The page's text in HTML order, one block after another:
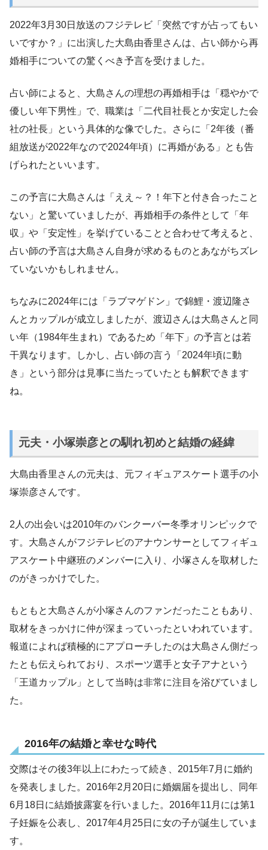
2022年3月30日放送のフジテレビ「突然ですが占ってもい
いですか？」に出演した大島由香里さんは、占い師から再
婚相手についての驚くべき予言を受けました。
占い師によると、大島さんの理想の再婚相手は「穏やかで
優しい年下男性」で、職業は「二代目社長とか安定した会
社の社長」という具体的な像でした。さらに「2年後（番
組放送が2022年なので2024年頃）に再婚がある」とも告
げられたといいます。
この予言に大島さんは「ええ～？！年下と付き合ったこと
ない」と驚いていましたが、再婚相手の条件として「年
収」や「安定性」を挙げていることと合わせて考えると、
占い師の予言は大島さん自身が求めるものとあながちズレ
ていないかもしれません。
ちなみに2024年には「ラブマゲドン」で錦鯉・渡辺隆さ
んとカップルが成立しましたが、渡辺さんは大島さんと同
い年（1984年生まれ）であるため「年下」の予言とは若
干異なります。しかし、占い師の言う「2024年頃に動
き」という部分は見事に当たっていたとも解釈できます
ね。
元夫・小塚崇彦との馴れ初めと結婚の経緯
大島由香里さんの元夫は、元フィギュアスケート選手の小
塚崇彦さんです。
2人の出会いは2010年のバンクーバー冬季オリンピックで
す。大島さんがフジテレビのアナウンサーとしてフィギュ
アスケート中継班のメンバーに入り、小塚さんを取材した
のがきっかけでした。
もともと大島さんが小塚さんのファンだったこともあり、
取材をきっかけに仲が深まっていったといわれています。
報道によれば積極的にアプローチしたのは大島さん側だっ
たとも伝えられており、スポーツ選手と女子アナという
「王道カップル」として当時は非常に注目を浴びていまし
た。
2016年の結婚と幸せな時代
交際はその後3年以上にわたって続き、2015年7月に婚約
を発表しました。2016年2月20日に婚姻届を提出し、同年
6月18日に結婚披露宴を行いました。2016年11月には第1
子妊娠を公表し、2017年4月25日に女の子が誕生していま
す。